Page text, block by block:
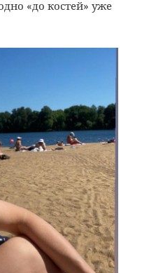
«до костей» уже